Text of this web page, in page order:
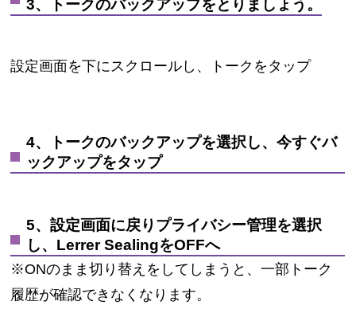
3、トークのバックアップをとりましょう。
設定画面を下にスクロールし、トークをタップ
4、トークのバックアップを選択し、今すぐバ
ックアップをタップ
5、設定画面に戻りプライバシー管理を選択
し、Lerrer SealingをOFFへ
※ONのまま切り替えをしてしまうと、一部トーク
履歴が確認できなくなります。